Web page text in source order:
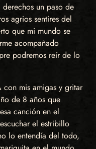
un paso de
agrios sentires del
que mi mundo se
acompañado
podremos reír de lo
mis amigas y gritar
de 8 años que
canción en el
el estribillo
lo entendía del todo,